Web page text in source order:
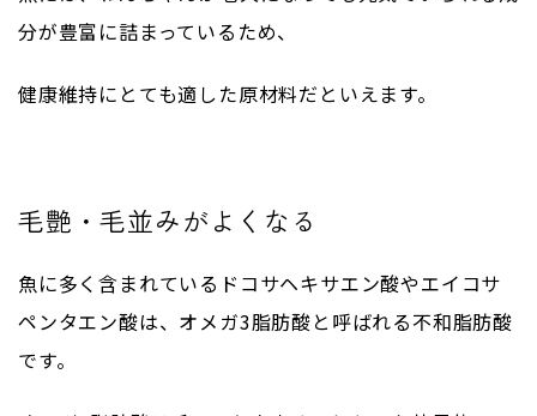
分が豊富に詰まっているため、
健康維持にとても適した原材料だといえます。
毛艶・毛並みがよくなる
魚に多く含まれているドコサヘキサエン酸やエイコサ
ペンタエン酸は、オメガ3脂肪酸と呼ばれる不和脂肪酸
です。